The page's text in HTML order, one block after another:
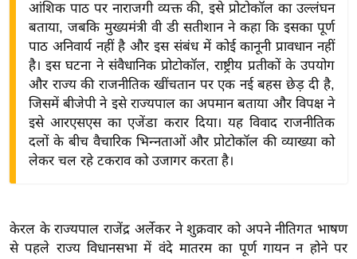
द्यो
वि
रा
आंशिक पाठ पर नाराजगी व्यक्त की, इसे प्रोटोकॉल का उल्लंघन
बताया, जबकि मुख्यमंत्री वी डी सतीशान ने कहा कि इसका पूर्ण
पाठ अनिवार्य नहीं है और इस संबंध में कोई कानूनी प्रावधान नहीं
है। इस घटना ने संवैधानिक प्रोटोकॉल, राष्ट्रीय प्रतीकों के उपयोग
और राज्य की राजनीतिक खींचतान पर एक नई बहस छेड़ दी है,
जिसमें बीजेपी ने इसे राज्यपाल का अपमान बताया और विपक्ष ने
इसे आरएसएस का एजेंडा करार दिया। यह विवाद राजनीतिक
दलों के बीच वैचारिक भिन्नताओं और प्रोटोकॉल की व्याख्या को
लेकर चल रहे टकराव को उजागर करता है।
केरल के राज्यपाल राजेंद्र अर्लेकर ने शुक्रवार को अपने नीतिगत भाषण
से पहले राज्य विधानसभा में वंदे मातरम का पूर्ण गायन न होने पर